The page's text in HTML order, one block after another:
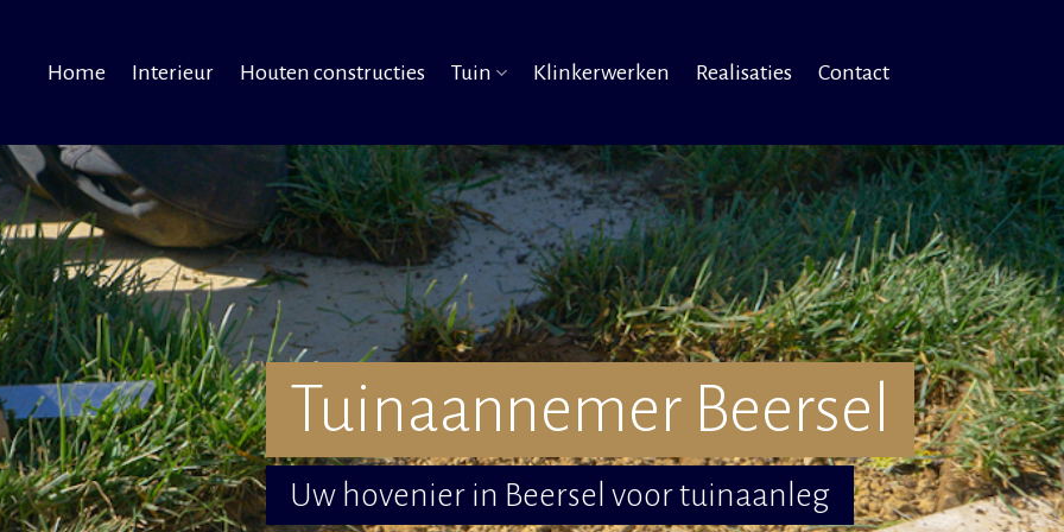
Home Interieur Houten constructies Tuin Klinkerwerken Realisaties Contact
Tuinaannemer Beersel
Uw hovenier in Beersel voor tuinaanleg